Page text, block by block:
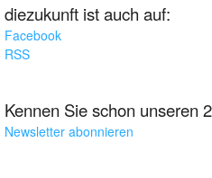
diezukunft ist auch auf:
Facebook
RSS
Kennen Sie schon unseren
Newsletter abonnieren